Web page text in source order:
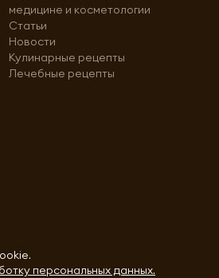
медицине и косметологии
Статьи
Новости
Кулинарные рецепты
Лечебные рецепты
персональных данных.